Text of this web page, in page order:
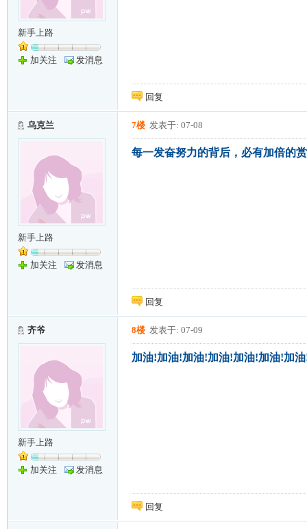
新手上路
加关注 发消息
回复
乌克兰
新手上路
加关注 发消息
7楼 发表于: 07-08
每一发奋努力的背后，必有加倍的
回复
齐爷
新手上路
加关注 发消息
8楼 发表于: 07-09
加油!加油!加油!加油!加油!加油!加
回复